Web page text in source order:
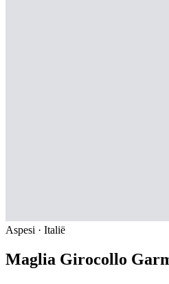
Aspesi · Italië
Maglia Girocollo